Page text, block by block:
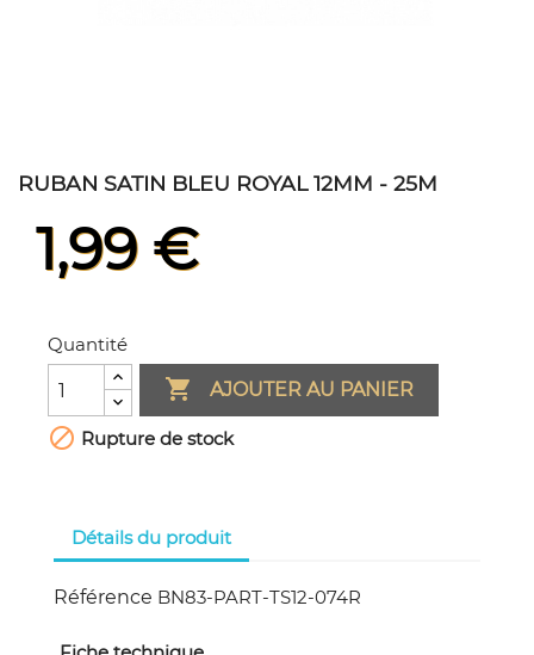
RUBAN SATIN BLEU ROYAL 12MM - 25M
1,99 €
Quantité
 AJOUTER AU PANIER
 Rupture de stock
Détails du produit
Référence BN83-PART-TS12-074R